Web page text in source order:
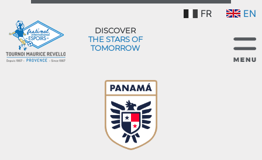
FR EN
DISCOVER
THE STARS OF
TOMORROW